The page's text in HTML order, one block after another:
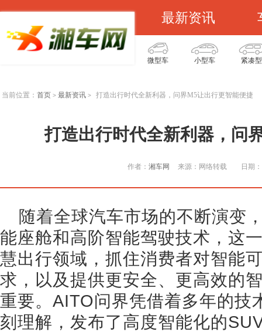
最新资讯
微型车 小型车 紧凑型
当前位置： 首页 > 最新资讯 > 打造出行时代全新利器，问界M5让出行更智能便捷
打造出行时代全新利器，问
作者： 湘车网 来源：网络转载 日期
随着全球汽车市场的不断演变
能座舱和高阶智能驾驶技术，这
慧出行领域，抓住消费者对智能
求，以及提供更安全、更高效的
重要。AITO问界凭借着多年的技
刻理解，发布了高度智能化的